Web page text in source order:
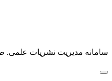
سامانه مدیریت نشریات علمی.